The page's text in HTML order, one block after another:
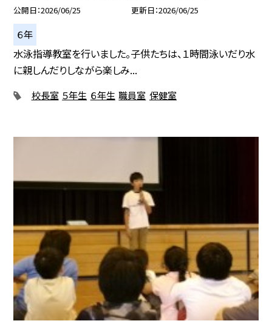
公開日 2026/06/25 更新日 2026/06/25
６年
水泳指導教室を行いました。子供たちは、１時間泳いだり水
に親しんだりしながら楽しみ...
校長室 ５年生 ６年生 職員室 保健室